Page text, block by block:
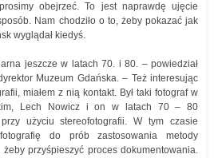
obejrzeć. To jest naprawdę ujęcie
Nam chodziło o to, żeby pokazać jak
wyglądał kiedyś.
jeszcze w latach 70. i 80. – powiedział
Muzeum Gdańska. – Też interesując
miałem z nią kontakt. Był taki fotograf w
Lech Nowicz i on w latach 70 – 80
użyciu stereofotografii. W tym czasie
do prób zastosowania metody
przyśpieszyć proces dokumentowania.